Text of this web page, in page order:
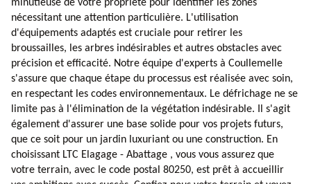
minutieuse de votre propriété pour identifier les zones
nécessitant une attention particulière. L'utilisation
d'équipements adaptés est cruciale pour retirer les
broussailles, les arbres indésirables et autres obstacles avec
précision et efficacité. Notre équipe d'experts à Coullemelle
s'assure que chaque étape du processus est réalisée avec soin,
en respectant les codes environnementaux. Le défrichage ne se
limite pas à l'élimination de la végétation indésirable. Il s'agit
également d'assurer une base solide pour vos projets futurs,
que ce soit pour un jardin luxuriant ou une construction. En
choisissant LTC Elagage - Abattage , vous vous assurez que
votre terrain, avec le code postal 80250, est prêt à accueillir